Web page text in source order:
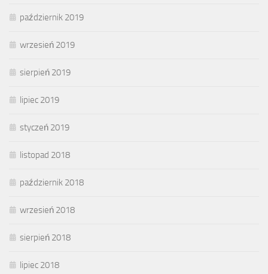
październik 2019
wrzesień 2019
sierpień 2019
lipiec 2019
styczeń 2019
listopad 2018
październik 2018
wrzesień 2018
sierpień 2018
lipiec 2018